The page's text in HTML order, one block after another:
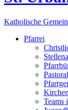
Katholische
Pfarrei
Teams